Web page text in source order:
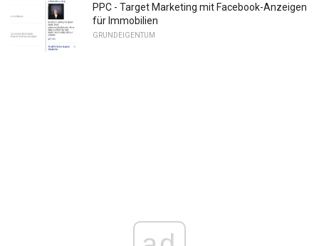
PPC - Target Marketing mit Facebook-Anzeigen
für Immobilien
GRUNDEIGENTUM